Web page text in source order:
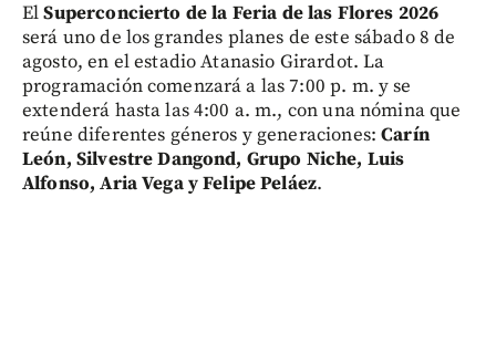
ElSuperconcierto de la Feria de las Flores 2026
será uno de los grandes planes de este sábado 8 de
agosto, en el estadio Atanasio Girardot. La
programación comenzará a las 7:00 p. m. y se
extenderá hasta las 4:00 a. m., con una nómina que
reúne diferentes géneros y generaciones:Carín
León, Silvestre Dangond, Grupo Niche, Luis
Alfonso, Aria Vega y Felipe Peláez.